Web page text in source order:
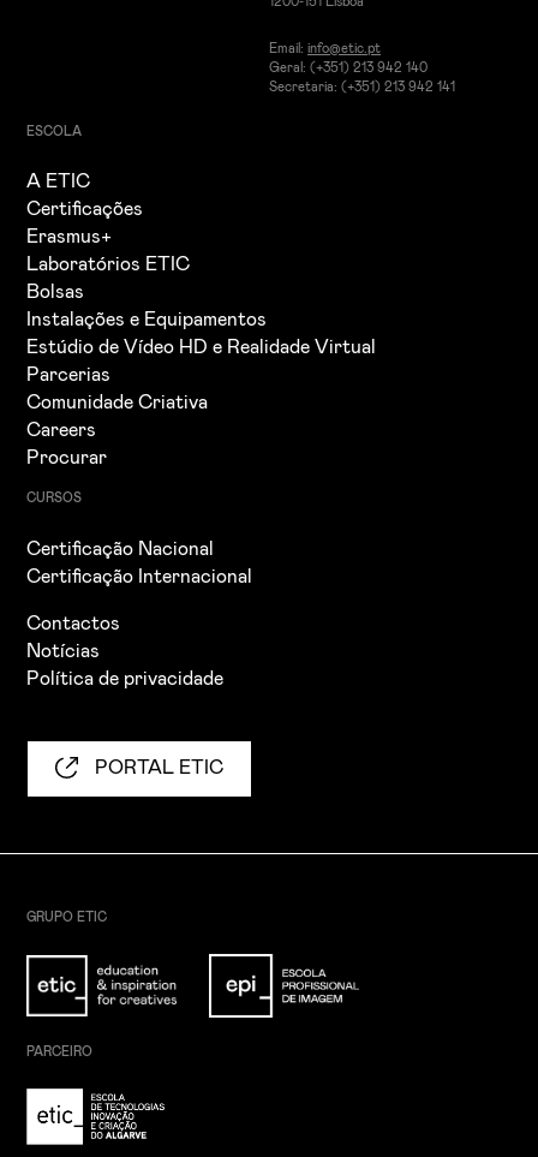
Email: info@etic.pt
Geral: (+351) 213 942 140
Secretaria: (+351) 213 942 141
ESCOLA
A ETIC
Certificações
Erasmus+
Laboratórios ETIC
Bolsas
Instalações e Equipamentos
Estúdio de Vídeo HD e Realidade Virtual
Parcerias
Comunidade Criativa
Careers
Procurar
CURSOS
Certificação Nacional
Certificação Internacional
Contactos
Notícias
Política de privacidade
PORTAL ETIC
GRUPO ETIC
PARCEIRO